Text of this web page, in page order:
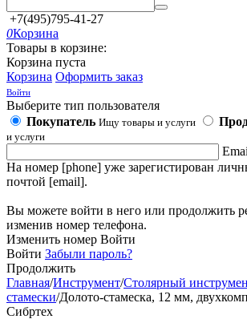
+7(495)795-41-27
0Корзина
Товары в корзине:
Корзина пуста
Корзина Оформить заказ
Войти
Выберите тип пользователя
Покупатель Ищу товары и услуги
и услуги
На номер [phone] уже зарегистирован
почтой [email].
Вы можете войти в него или продолжить
изменив номер телефона.
Изменить номер Войти
Войти Забыли пароль?
Продолжить
Главная/Инструмент/Столярный
стамески/Долото-стамеска, 12 мм,
Сибртех